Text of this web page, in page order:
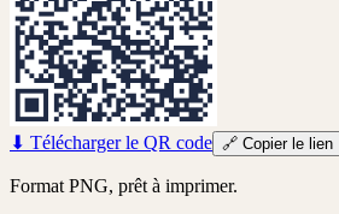
⬇ Télécharger le QR code 🔗 Copier le lien
Format PNG, prêt à imprimer.